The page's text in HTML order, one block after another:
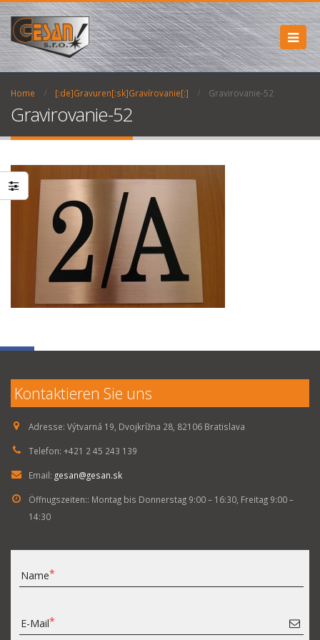
Home [:de]Gravuren[:sk]Gravírovanie[:] Gravirovanie-52
Gravirovanie-52
Kontaktieren Sie uns
Adresse: Výtvarná 19, Dvojkrížna 28, 82106 Bratislava
Telefon: +421 2 45 243 139
Email: gesan@gesan.sk
Öffnugszeiten:: Montag bis Donnerstag 9:00 – 16:30, Freitag 9:00 –
14:30
Name
E-Mail